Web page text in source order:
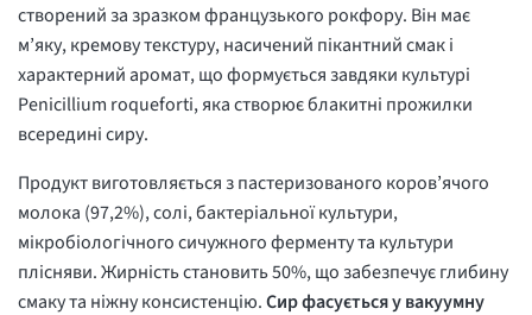
створений за зразком французького рокфору. Він має
м’яку, кремову текстуру, насичений пікантний смак і
характерний аромат, що формується завдяки культурі
Penicillium roqueforti, яка створює блакитні прожилки
всередині сиру.
Продукт виготовляється з пастеризованого коров’ячого
молока (97,2%), солі, бактеріальної культури,
мікробіологічного сичужного ферменту та культури
плісняви. Жирність становить 50%, що забезпечує глибину
смаку та ніжну консистенцію.Сир фасується у вакуумну